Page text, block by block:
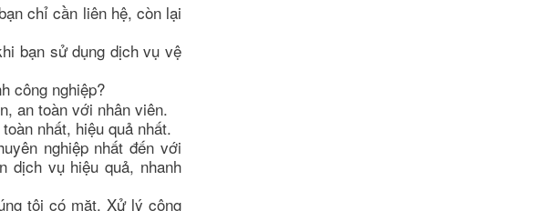
chỉ cần liên hệ, còn lại
bạn sử dụng dịch vụ vệ
công nghiệp?
an toàn với nhân viên.
nhất, hiệu quả nhất.
nghiệp nhất đến với
dịch vụ hiệu quả, nhanh
tôi có mặt. Xử lý công